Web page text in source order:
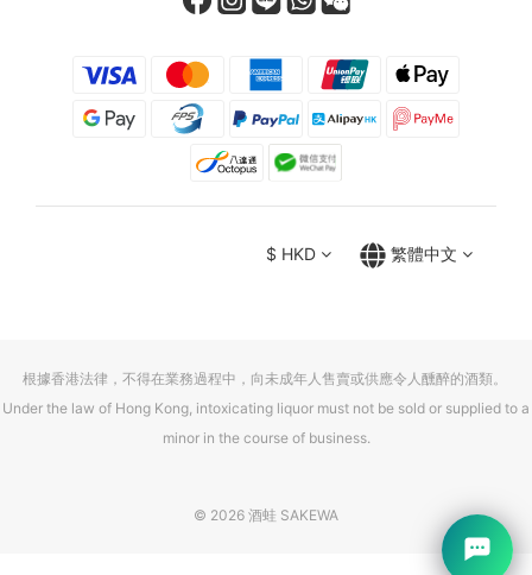
$ HKD 繁體中文
根據香港法律，不得在業務過程中，向未成年人售賣或供應令人醺醉的酒類。
Under the law of Hong Kong, intoxicating liquor must not be sold or supplied to a
minor in the course of business.
© 2026 酒蛙 SAKEWA